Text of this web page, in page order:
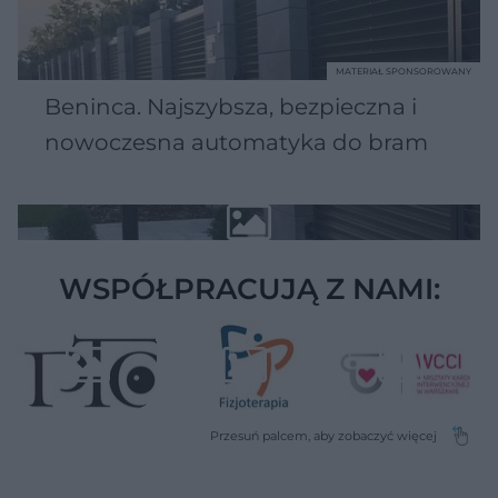
Beninca. Najszybsza, bezpieczna i
nowoczesna automatyka do bram
MATERIAŁ SPONSOROWANY
WSPÓŁPRACUJĄ Z NAMI: